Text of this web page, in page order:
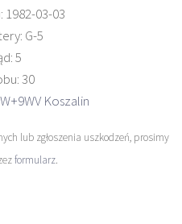
1982-03-03
G-5
5
30
Koszalin
lub zgłoszenia uszkodzeń, prosimy
formularz.